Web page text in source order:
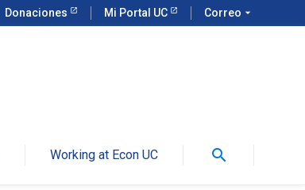
Donaciones Mi Portal UC Correo arrow_drop_down
Working at Econ UC search